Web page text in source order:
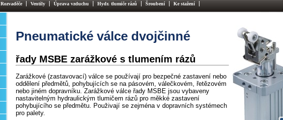
Rozvaděče Ventily Úprava vzduchu Hydr. tlumiče rázů Šroubení Ke stažení
Pneumatické válce dvojčinné
řady MSBE zarážkové s tlumením rázů
Zarážkové (zastavovací) válce se používají pro bezpečné zastavení nebo
oddělení předmětů, pohybujících se na pásovém, válečkovém, řetězovém
nebo jiném dopravníku. Zarážkové válce řady MSBE jsou vybaveny
nastavitelným hydraulickým tlumičem rázů pro měkké zastavení
pohybujícího se předmětu. Použivají se zejména v dopravních systémech
pro palety.